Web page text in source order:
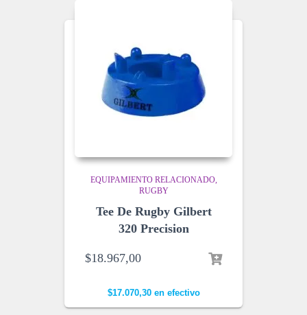
EQUIPAMIENTO RELACIONADO
RUGBY
Tee De Rugby Gilbert
320 Precision
$18.967,00
$17.070,30en efectivo